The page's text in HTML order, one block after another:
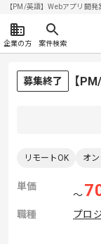
【PM/英語】Webアプリ開
企業の方 案件検索
募集終了 【
リモートOK オ
単価
〜
職種
プロ